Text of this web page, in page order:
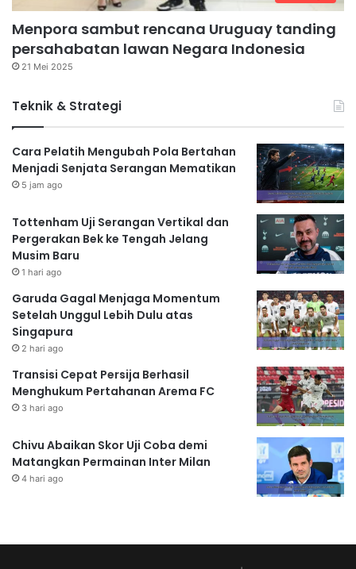
Menpora sambut rencana Uruguay tanding
persahabatan lawan Negara Indonesia
21 Mei 2025
Teknik & Strategi
Cara Pelatih Mengubah Pola Bertahan
Menjadi Senjata Serangan Mematikan
5 jam ago
Tottenham Uji Serangan Vertikal dan
Pergerakan Bek ke Tengah Jelang
Musim Baru
1 hari ago
Garuda Gagal Menjaga Momentum
Setelah Unggul Lebih Dulu atas
Singapura
2 hari ago
Transisi Cepat Persija Berhasil
Menghukum Pertahanan Arema FC
3 hari ago
Chivu Abaikan Skor Uji Coba demi
Matangkan Permainan Inter Milan
4 hari ago